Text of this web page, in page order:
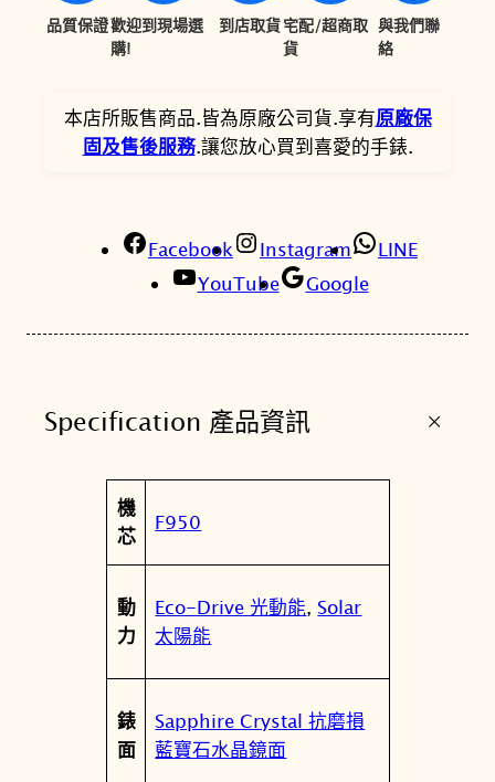
0
8
0
。
E
A
C
T
n
e
鈦
玫
金
動
能
衛
星
對
時
品質保證歡迎到現場選
購!
到店取貨宅配/超商取
貨
與我們聯
絡
本店所販售商品.皆為原廠公司貨.享有原廠保
固及售後服務.讓您放心買到喜愛的手錶.
Facebook Instagram
LINE
YouTube
Google
Specification 產品資訊 +
屬
性
值
機
芯
F950
動
力
Eco-Drive 光動能,Solar
太陽能
錶
面
Sapphire Crystal 抗磨損
藍寶石水晶鏡面